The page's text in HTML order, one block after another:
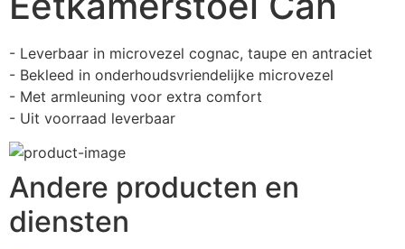
- Leverbaar in microvezel cognac, taupe en antraciet
- Bekleed in onderhoudsvriendelijke microvezel
- Met armleuning voor extra comfort
- Uit voorraad leverbaar
Andere producten en
diensten